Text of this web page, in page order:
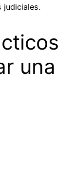
judiciales.
una